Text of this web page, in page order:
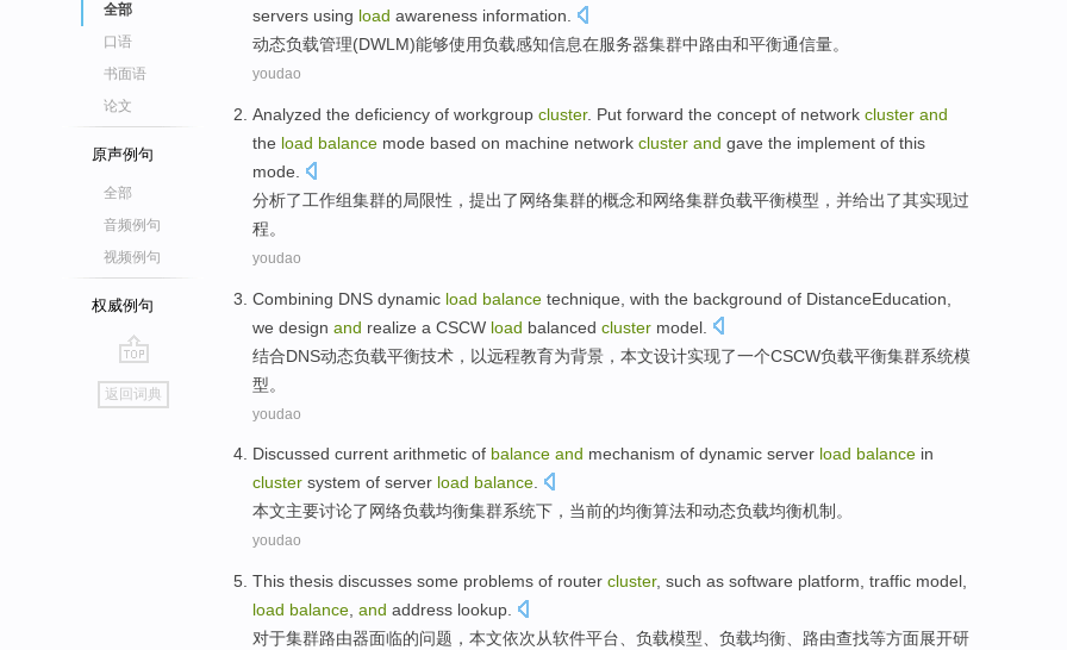
全部
口语
书面语
论文
原声例句
全部
音频例句
视频例句
权威例句
go
top
返回词典
servers using load awareness information
动态负载管理(DWLM)能够使用负载感知信息在服务器集群中路由和平衡通信量。
youdao
Analyzed the deficiency of workgroup cluster. Put forward the concept of network cluster and
the load balance mode based on machine network cluster and gave the implement of this
mode.
分析了工作组集群的局限性， 提出了网络集群的概念和网络集群负载平衡模型 ， 并给出了其实现过
程。
youdao
Combining DNS dynamic load balance technique with the background of DistanceEducation,
we design and realize a CSCW load balanced cluster model
结合DNS动态负载平衡技术 ， 以远程教育为背景 ，本文设计实现了一个CSCW负载平衡集群系统模
型。
youdao
Discussed current arithmetic of balance and mechanism of dynamic server load balance in
cluster system of server load balance.
本文主要讨论了网络负载均衡集群系统下， 当前的均衡算法和动态负载均衡机制 。
youdao
This thesis discusses some problems of router cluster, such as software platform traffic model
load balance and address lookup
对于集群路由器面临的问题 ， 本文依次从软件平台 负载模型 负载均衡 路由查找等方面展开研